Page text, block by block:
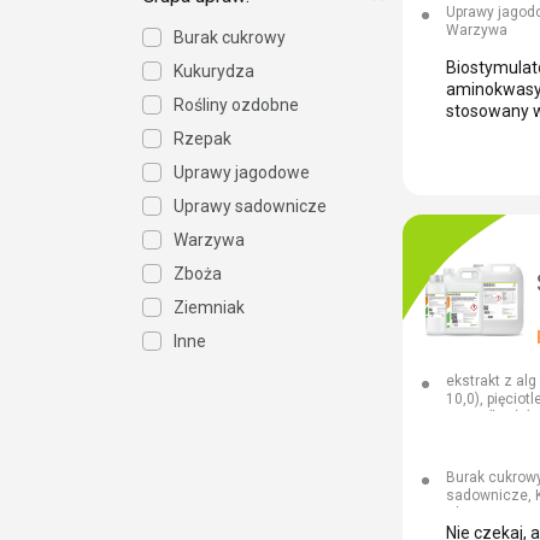
Burak cukrowy
Kukurydza
Rośliny ozdobne
Rzepak
Uprawy jagodowe
Uprawy sadownicze
Warzywa
Zboża
Ziemniak
Inne
– 0,05, % W/
0,002, % W/V
0,02, % W/V
0,01, % W/V
% W/V –
Uprawy
Warzywa
stosowany
ekstrakt z alg
10,0),
W/W – 0,20),
0,20), cynk
Burak
sadownicze,
Nie czekaj,